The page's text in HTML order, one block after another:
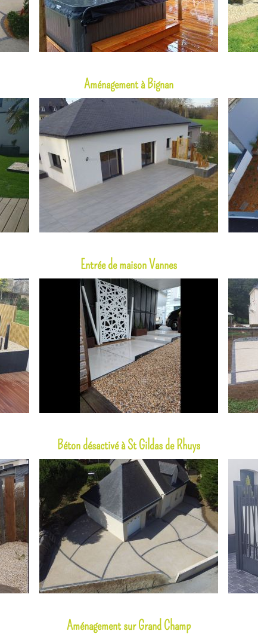
Aménagement à Bignan
Entrée de maison Vannes
Béton désactivé à St Gildas de Rhuys
Aménagement sur Grand Champ